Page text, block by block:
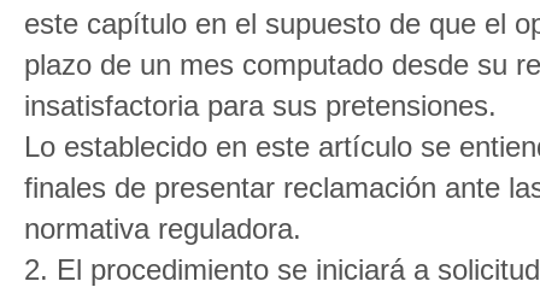
este capítulo en el supuesto de que el
plazo de un mes computado desde su
insatisfactoria para sus pretensiones.
Lo establecido en este artículo se
finales de presentar reclamación ante
normativa reguladora.
2. El procedimiento se iniciará a